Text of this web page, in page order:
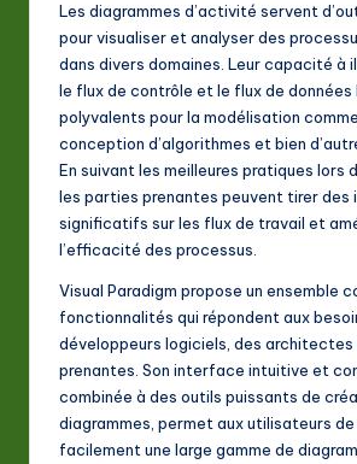
Les diagrammes d’activité servent
pour visualiser et analyser des
dans divers domaines. Leur capacité à
le flux de contrôle et le flux de données
polyvalents pour la modélisation
conception d’algorithmes et bien
En suivant les meilleures pratiques lors
les parties prenantes peuvent tirer des
significatifs sur les flux de travail et
l’efficacité des processus.
Visual Paradigm propose un ensemble
fonctionnalités qui répondent aux
développeurs logiciels, des
prenantes. Son interface intuitive et
combinée à des outils puissants de
diagrammes, permet aux utilisateurs
facilement une large gamme de